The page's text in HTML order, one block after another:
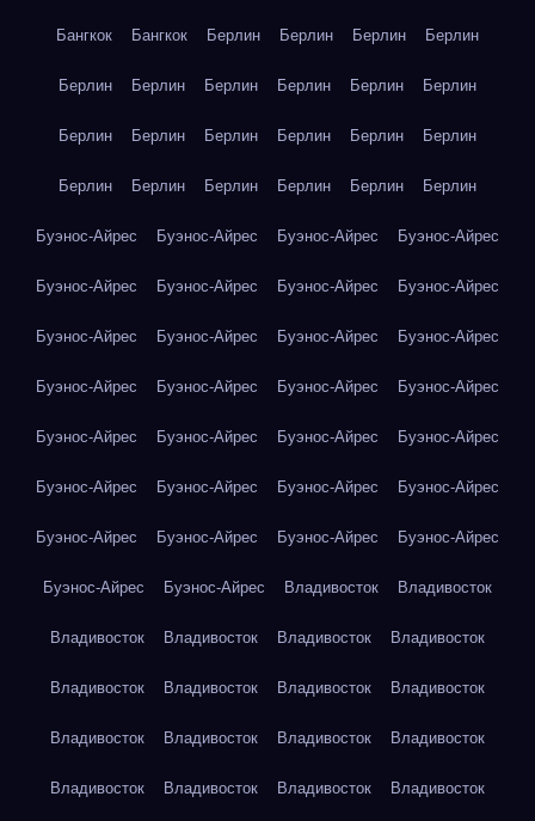
Бангкок Бангкок Берлин Берлин Берлин Берлин
Берлин Берлин Берлин Берлин Берлин Берлин
Берлин Берлин Берлин Берлин Берлин Берлин
Берлин Берлин Берлин Берлин Берлин Берлин
Буэнос-Айрес Буэнос-Айрес Буэнос-Айрес Буэнос-Айрес
Буэнос-Айрес Буэнос-Айрес Буэнос-Айрес Буэнос-Айрес
Буэнос-Айрес Буэнос-Айрес Буэнос-Айрес Буэнос-Айрес
Буэнос-Айрес Буэнос-Айрес Буэнос-Айрес Буэнос-Айрес
Буэнос-Айрес Буэнос-Айрес Буэнос-Айрес Буэнос-Айрес
Буэнос-Айрес Буэнос-Айрес Буэнос-Айрес Буэнос-Айрес
Буэнос-Айрес Буэнос-Айрес Буэнос-Айрес Буэнос-Айрес
Буэнос-Айрес Буэнос-Айрес Владивосток Владивосток
Владивосток Владивосток Владивосток Владивосток
Владивосток Владивосток Владивосток Владивосток
Владивосток Владивосток Владивосток Владивосток
Владивосток Владивосток Владивосток Владивосток